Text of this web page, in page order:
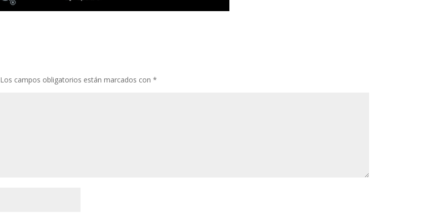
Los campos obligatorios están marcados con*